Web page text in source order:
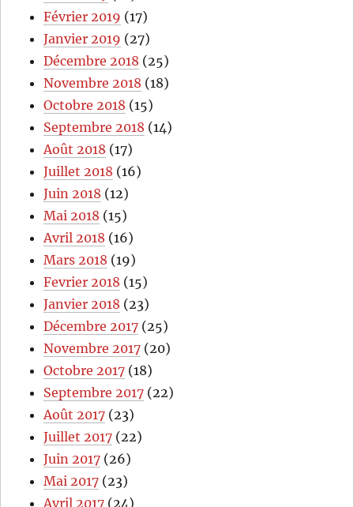
Février 2019 (17)
Janvier 2019 (27)
Décembre 2018 (25)
Novembre 2018 (18)
Octobre 2018 (15)
Septembre 2018 (14)
Août 2018 (17)
Juillet 2018 (16)
Juin 2018 (12)
Mai 2018 (15)
Avril 2018 (16)
Mars 2018 (19)
Fevrier 2018 (15)
Janvier 2018 (23)
Décembre 2017 (25)
Novembre 2017 (20)
Octobre 2017 (18)
Septembre 2017 (22)
Août 2017 (23)
Juillet 2017 (22)
Juin 2017 (26)
Mai 2017 (23)
Avril 2017 (24)